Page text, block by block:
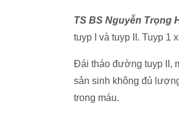
TS BS Nguyễn Trọng
tuyp I và tuyp II. Tuyp 1
Đái tháo đường tuyp II,
sản sinh không đủ
trong máu.